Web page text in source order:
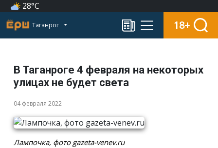
28°C
Таганрог 18+
В Таганроге 4 февраля на некоторых
улицах не будет света
04 февраля 2022
Лампочка, фото gazeta-venev.ru